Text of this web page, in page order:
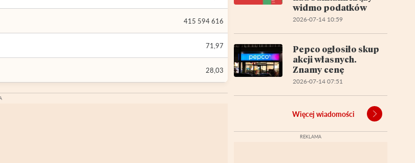
415 594 616
71,97
28,03
widmo podatków
2026-07-14 10:59
Pepco ogłosiło skup
akcji własnych.
Znamy cenę
2026-07-14 07:51
Więcej wiadomości